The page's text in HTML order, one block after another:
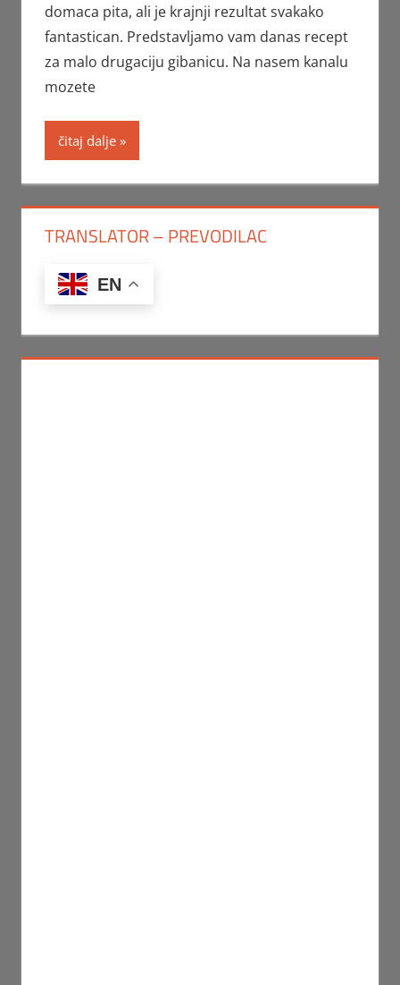
domaca pita, ali je krajnji rezultat svakako
fantastican. Predstavljamo vam danas recept
za malo drugaciju gibanicu. Na nasem kanalu
mozete
čitaj dalje
TRANSLATOR – PREVODILAC
EN